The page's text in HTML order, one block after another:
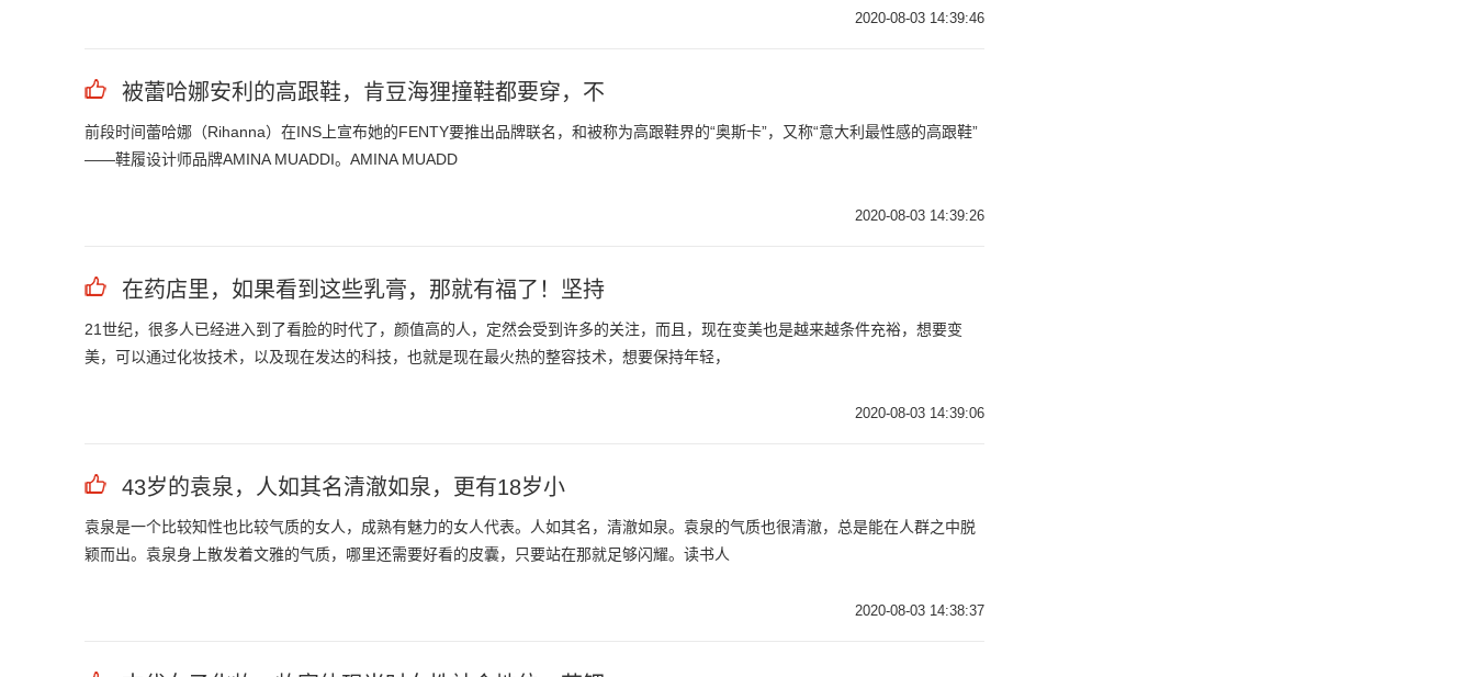
2020-08-03 14:39:46
被蕾哈娜安利的高跟鞋，肯豆海狸撞鞋都要穿，不
前段时间蕾哈娜（Rihanna）在INS上宣布她的FENTY要推出品牌联名，和被称为高跟鞋界的“奥斯卡”，又称“意大利最性感的高跟鞋”
——鞋履设计师品牌AMINA MUADDI。AMINA MUADD
2020-08-03 14:39:26
在药店里，如果看到这些乳膏，那就有福了！坚持
21世纪，很多人已经进入到了看脸的时代了，颜值高的人，定然会受到许多的关注，而且，现在变美也是越来越条件充裕，想要变
美，可以通过化妆技术，以及现在发达的科技，也就是现在最火热的整容技术，想要保持年轻，
2020-08-03 14:39:06
43岁的袁泉，人如其名清澈如泉，更有18岁小
袁泉是一个比较知性也比较气质的女人，成熟有魅力的女人代表。人如其名，清澈如泉。袁泉的气质也很清澈，总是能在人群之中脱
颖而出。袁泉身上散发着文雅的气质，哪里还需要好看的皮囊，只要站在那就足够闪耀。读书人
2020-08-03 14:38:37